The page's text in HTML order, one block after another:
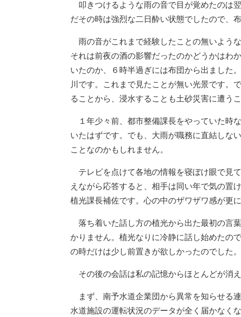
叩きつけるような雨の音で目が覚めたのは
だその時は強烈な二日酔い状態でしたので、
雨の音がこれまで経験したことの無いよう
それは前夜の酒の影響だったのかどうかはわ
いたのか、６時半過ぎには布団から出ました
川です。これまで見たことが無い光景です。
ることから、浸水することも土砂災害に遭う
１年少々前、都市整備課長をやっていた時
いたはずです。でも、大雨が職務に直結しな
ことなのかもしれません。
テレビを点けて各地の情報を寝ぼけ眼で見
えながら応答すると、相手は同い年で気の置
植光課長補佐です。心の中のザワザワ感が更
落ち着いた話し方の植光から出た最初の言
かりません。植光なりに冷静に話し始めたの
の時だけは少し前置きが欲しかったのでした。
その後の会話は私の記憶からほとんどが消
まず、南予水道企業団から異常を知らせる
水道施設の運転状況のデータが全く届かなく